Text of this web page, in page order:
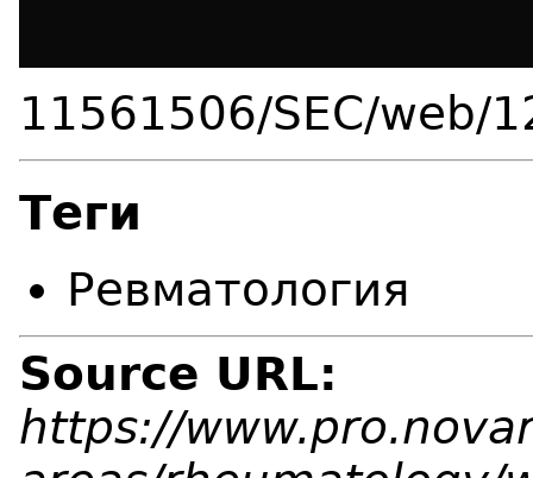
11561506/SEC/web/
Теги
Ревматология
Source URL:
https://